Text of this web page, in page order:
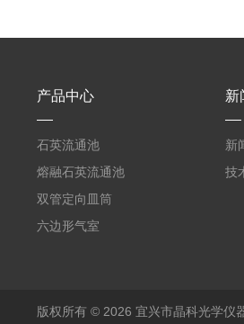
产品中心
石英流通池
熔融石英流通池
双管定向皿筒
六边形气室
新
新
技
版权所有 © 2026 宜兴市晶科光学仪